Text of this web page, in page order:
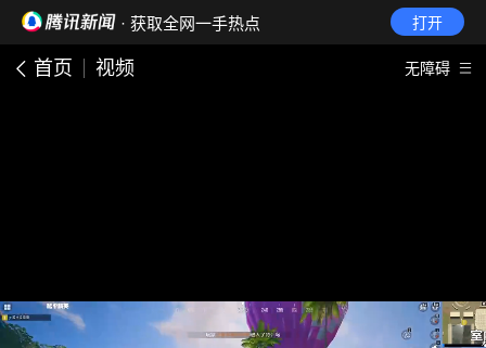
· 获取全网一手热点 打开
首页 视频 无障碍